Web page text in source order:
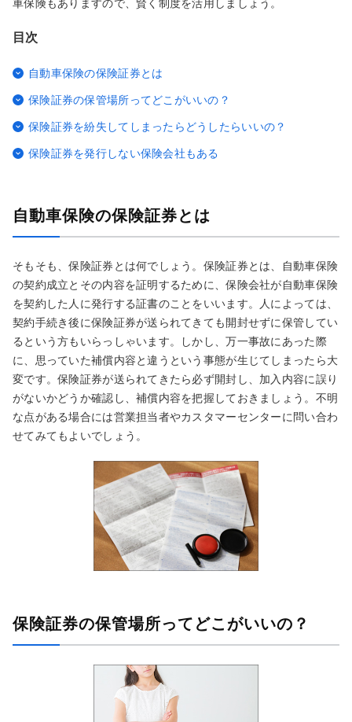
車保険もありますので、賢く制度を活用しましょう。
目次
自動車保険の保険証券とは
保険証券の保管場所ってどこがいいの？
保険証券を紛失してしまったらどうしたらいいの？
保険証券を発行しない保険会社もある
自動車保険の保険証券とは
そもそも、保険証券とは何でしょう。保険証券とは、自動車保険
の契約成立とその内容を証明するために、保険会社が自動車保険
を契約した人に発行する証書のことをいいます。人によっては、
契約手続き後に保険証券が送られてきても開封せずに保管してい
るという方もいらっしゃいます。しかし、万一事故にあった際
に、思っていた補償内容と違うという事態が生じてしまったら大
変です。保険証券が送られてきたら必ず開封し、加入内容に誤り
がないかどうか確認し、補償内容を把握しておきましょう。不明
な点がある場合には営業担当者やカスタマーセンターに問い合わ
せてみてもよいでしょう。
保険証券の保管場所ってどこがいいの？